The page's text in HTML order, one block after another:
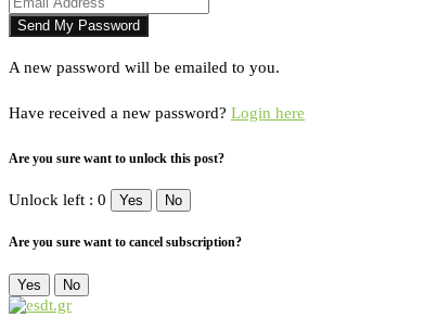
A new password will be emailed to you.
Have received a new password? Login here
Are you sure want to unlock this post?
Unlock left : 0 Yes No
Are you sure want to cancel subscription?
Yes No